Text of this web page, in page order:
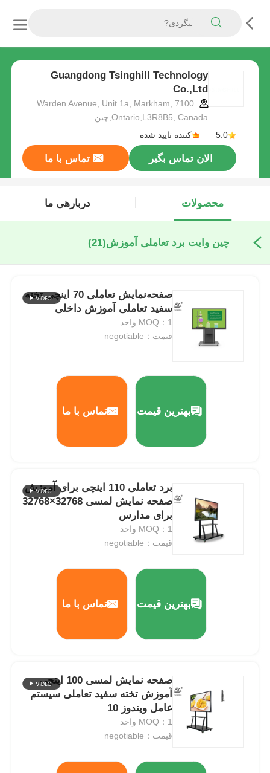
Guangdong Tsinghill Technology
Co.,Ltd
7100 Warden Avenue, Unit 1a, Markham,
Ontario,L3R8B5, Canada,چین
5.0
کننده تایید شده
الان تماس بگیر تماس با ما
محصولات دربارهی ما
چین وایت برد تعاملی آموزش(21)
صفحه‌نمایش تعاملی 70 اینچی تخته
سفید تعاملی آموزش داخلی
MOQ：1 واحد
قیمت：negotiable
بهترین قیمت تماس با ما
برد تعاملی 110 اینچی برای آموزش
صفحه نمایش لمسی 32768×32768
برای مدارس
MOQ：1 واحد
قیمت：negotiable
بهترین قیمت تماس با ما
صفحه نمایش لمسی 100 اینچی
آموزش تخته سفید تعاملی سیستم
عامل ویندوز 10
MOQ：1 واحد
قیمت：negotiable